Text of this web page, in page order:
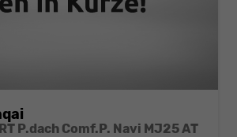
P.dach Comf.P. Navi MJ25 AT